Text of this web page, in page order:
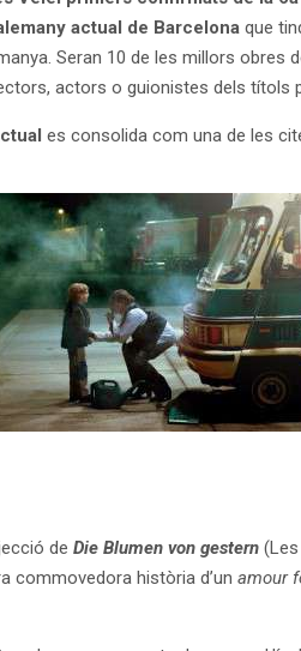
actual de Barcelona que
Seran 10 de les millors
actors o guionistes dels títols
es consolida com una de les
de Die Blumen von gestern
commovedora història d’un amour